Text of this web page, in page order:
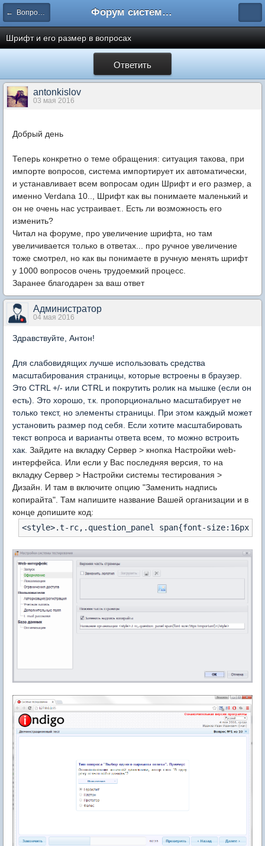
← Вопросы составления тестов Форум системы тестирования INDIGO
Шрифт и его размер в вопросах
Ответить
antonkislov
03 мая 2016
Добрый день
Теперь конкретно о теме обращения: ситуация такова, при
импорте вопросов, система импортирует их автоматически,
и устанавливает всем вопросам один Шрифт и его размер, а
именно Verdana 10.., Шрифт как вы понимаете маленький и
он не очень нас устраивает.. Есть ли возможность его
изменить?
Читал на форуме, про увеличение шрифта, но там
увеличивается только в ответах... про ручное увеличение
тоже смотрел, но как вы понимаете в ручную менять шрифт
у 1000 вопросов очень трудоемкий процесс.
Заранее благодарен за ваш ответ
Администратор
04 мая 2016
Здравствуйте, Антон!
Для слабовидящих лучше использовать средства
масштабирования страницы, которые встроены в браузер.
Это CTRL +/- или CTRL и покрутить ролик на мышке (если он
есть). Это хорошо, т.к. пропорционально масштабирует не
только текст, но элементы страницы. При этом каждый может
установить размер под себя. Если хотите масштабировать
текст вопроса и варианты ответа всем, то можно встроить
хак. Зайдите на вкладку Сервер > кнопка Настройки web-
интерфейса. Или если у Вас последняя версия, то на
вкладку Сервер > Настройки системы тестирования >
Дизайн. И там в включите опцию "Заменить надпись
копирайта". Там напишите название Вашей организации и в
конце допишите код:
<style>.t-rc,.question_panel span{font-size:16px